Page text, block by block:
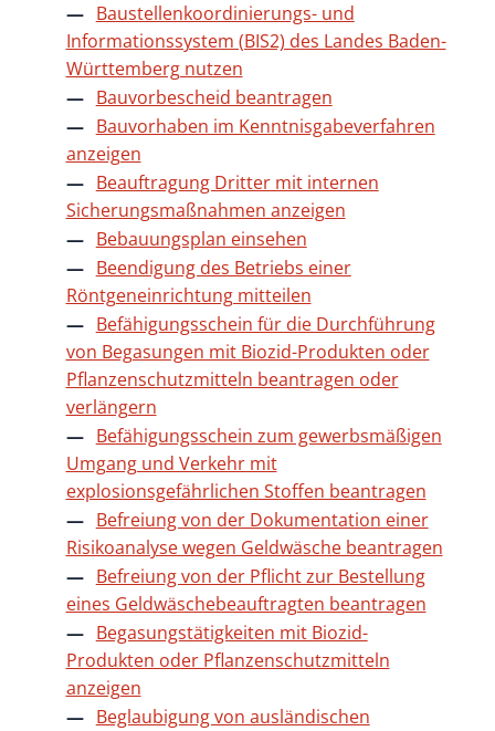
Baustellenkoordinierungs- und
Informationssystem (BIS2) des Landes Baden-
Württemberg nutzen
Bauvorbescheid beantragen
Bauvorhaben im Kenntnisgabeverfahren
anzeigen
Beauftragung Dritter mit internen
Sicherungsmaßnahmen anzeigen
Bebauungsplan einsehen
Beendigung des Betriebs einer
Röntgeneinrichtung mitteilen
Befähigungsschein für die Durchführung
von Begasungen mit Biozid-Produkten oder
Pflanzenschutzmitteln beantragen oder
verlängern
Befähigungsschein zum gewerbsmäßigen
Umgang und Verkehr mit
explosionsgefährlichen Stoffen beantragen
Befreiung von der Dokumentation einer
Risikoanalyse wegen Geldwäsche beantragen
Befreiung von der Pflicht zur Bestellung
eines Geldwäschebeauftragten beantragen
Begasungstätigkeiten mit Biozid-
Produkten oder Pflanzenschutzmitteln
anzeigen
Beglaubigung von ausländischen